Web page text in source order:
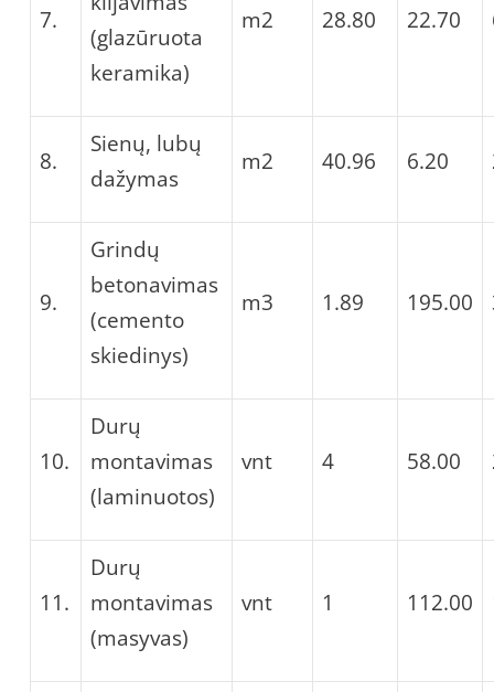
7.
(glazūruota
keramika)
m2 28.80 22.70
8.
Sienų, lubų
dažymas
m2 40.96 6.20
9.
Grindų
betonavimas
(cemento
skiedinys)
m3 1.89 195.00
10.
Durų
montavimas
(laminuotos)
vnt 4 58.00
11.
Durų
montavimas
(masyvas)
vnt 1 112.00